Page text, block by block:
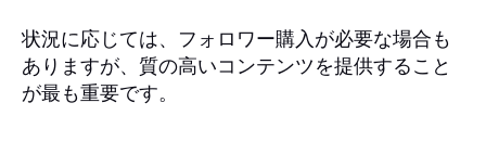
状況に応じては、フォロワー購入が必要な場合も
ありますが、質の高いコンテンツを提供すること
が最も重要です。